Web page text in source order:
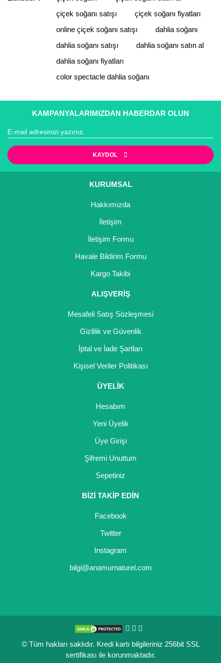
Ürün resmi kalitesiz, bozuk veya görüntülenemiyor.
Ürün açıklamasında eksik bilgiler bulunuyor.
Ürün bilgilerinde hatalar bulunuyor.
çiçek soğanı satışı
çiçek soğanı fiyatları
online çiçek soğanı satışı
dahlia soğanı
dahlia soğanı satışı
dahlia soğanı satın al
dahlia soğanı fiyatları
color spectacle dahlia soğanı
KAMPANYALARIMIZDAN HABERDAR OLUN
KAYDOL
KURUMSAL
Hakkımızda
İletişim
İletişim Formu
Havale Bildirim Formu
Kargo Takibi
ALIŞVERİŞ
Mesafeli Satış Sözleşmesi
Gizlilik ve Güvenlik
İptal ve İade Şartları
Kişisel Veriler Politikası
ÜYELİK
Hesabım
Yeni Üyelik
Üye Girişi
Şifremi Unuttum
Sepetiniz
BİZİ TAKİP EDİN
Facebook
Twitter
Instagram
bilgi@anamurnaturel.com
© Tüm hakları saklıdır. Kredi kartı bilgileriniz 256bit SSL
sertifikası ile korunmaktadır.